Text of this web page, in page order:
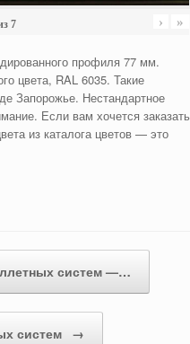
7 › »
профиля 77 мм.
цвета, RAL 6035. Такие
Запорожье. Нестандартное
Если вам хочется заказать
из каталога цветов — это
систем —…
систем →